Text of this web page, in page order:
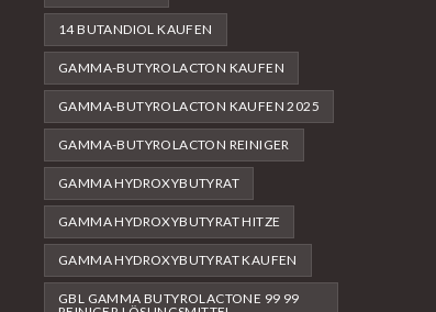
14 BUTANDIOL KAUFEN
GAMMA-BUTYROLACTON KAUFEN
GAMMA-BUTYROLACTON KAUFEN 2025
GAMMA-BUTYROLACTON REINIGER
GAMMA HYDROXYBUTYRAT
GAMMA HYDROXYBUTYRAT HITZE
GAMMA HYDROXYBUTYRAT KAUFEN
GBL GAMMA BUTYROLACTONE 99 99